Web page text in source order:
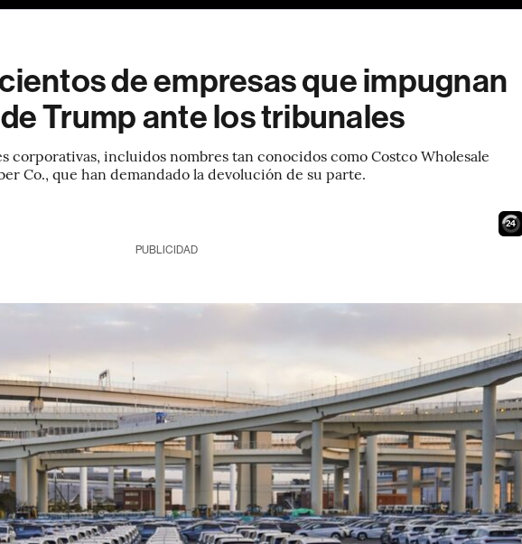
de empresas que impugnan
Trump ante los tribunales
corporativas, incluidos nombres tan conocidos como Costco Wholesale
Co., que han demandado la devolución de su parte.
23
PUBLICIDAD